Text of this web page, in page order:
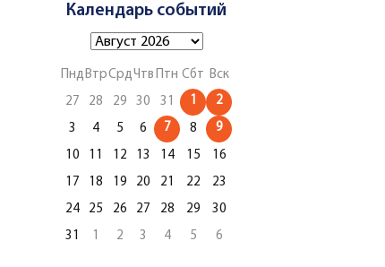
Календарь событий
Пнд ВтрСрдЧтв Птн Сбт Вск
27
28 29 30 31 1 2
3 4 5 6 7 8 9
10 11 12 13 14 15
16
17
18 19 20 21 22
23
24
25 26 27 28 29
30
31
1 2 3 4 5 6